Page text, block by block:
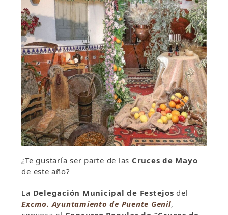
¿Te gustaría ser parte de las Cruces de Mayo
de este año?
La Delegación Municipal de Festejos del
Excmo. Ayuntamiento de Puente Genil,